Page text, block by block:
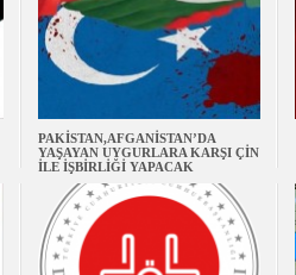
PAKİSTAN,AFGANİSTAN’DA
YAŞAYAN UYGURLARA KARŞI ÇİN
İLE İŞBİRLİĞİ YAPACAK